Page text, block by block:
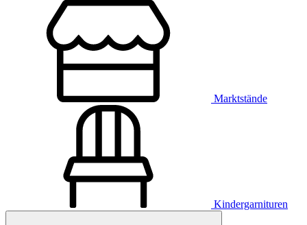
Marktstände
Kindergarnituren